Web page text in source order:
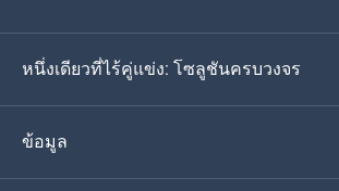
ภาษาเยอรมัน
โปรตุเกส
หนึ่งเดียวที่ไร้คู่แข่ง: โซลูชันครบวงจร
ข้อมูล